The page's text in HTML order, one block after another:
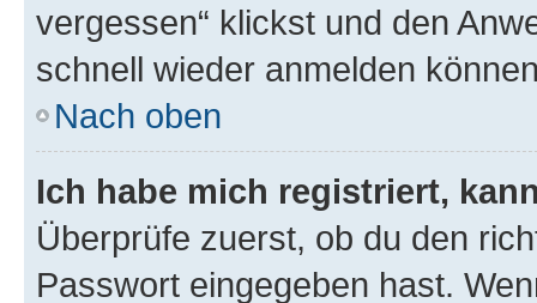
vergessen“ klickst und den
schnell wieder anmelden
Nach oben
Ich habe mich registriert,
Überprüfe zuerst, ob du den
Passwort eingegeben hast.